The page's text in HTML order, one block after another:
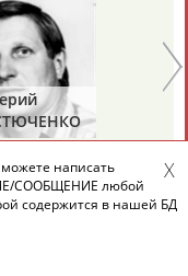
ИЗ МИРА
ВЕСЬ СПИСОК
написать
СООБЩЕНИЕ любой
содержится в нашей БД